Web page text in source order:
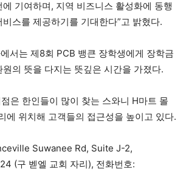
기여하며, 지역 비즈니스 활성화에 동행
스를 제공하기를 기대한다”고 밝혔다.
서는 제8회 PCB 뱅큰 장학생에게 장학금
의 뜻을 다지는 뜻깊은 시간을 가졌다.
은 한인들이 많이 찾는 스와니 H마트 몰
에 위치해 고객들의 접근성을 높이고 있다.
Suwanee Rd, Suite J-2,
(구 벧엘 교회 자리), 전화번호: